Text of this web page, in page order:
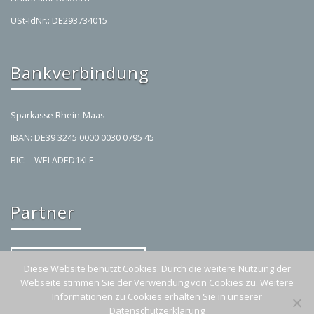
USt-IdNr.: DE293734015
Bankverbindung
Sparkasse Rhein-Maas
IBAN: DE39 3245 0000 0030 0795 45
BIC: WELADED1KLE
Partner
© Zweiradhandel Post 2025 |Impressum
Diese Website benutzt Cookies. Durch die weitere Nutzung der
Webseite stimmen Sie der Verwendung von Cookies zu. Weitere
Informationen zu Cookies erhalten Sie in unserer
Datenschutzerklärung